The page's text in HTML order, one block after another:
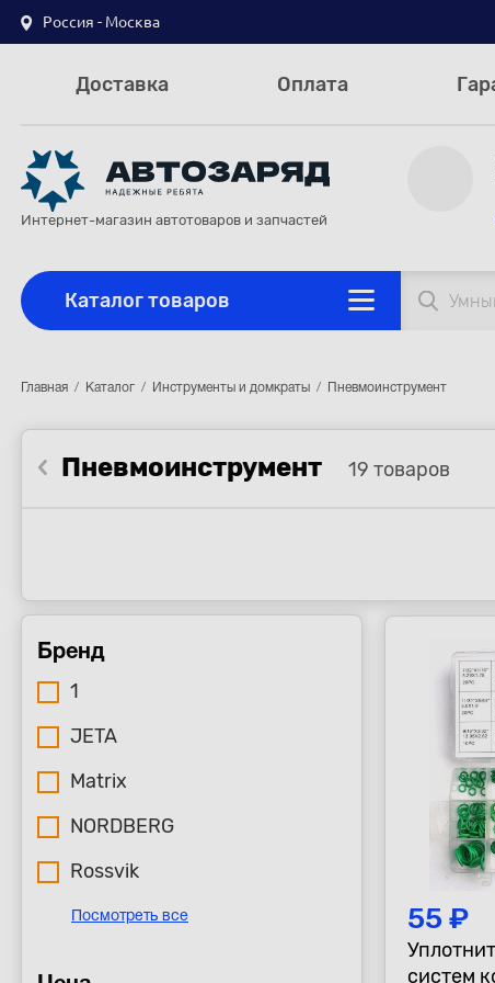
Россия - Москва
Доставка Оплата
Интернет-магазин автотоваров и запчастей
Каталог товаров
Главная Каталог Инструменты и домкраты Пневмоинструмент
Пневмоинструмент 19 товаров
Бренд
1
JETA
Matrix
NORDBERG
Rossvik
Посмотреть все 55 ₽
систем